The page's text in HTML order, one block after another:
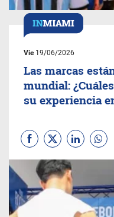
Vie19/06/2026
Las marcas
mundial:
su experiencia